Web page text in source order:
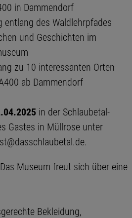
in Dammendorf
entlang des Waldlehrpfades
und Geschichten im
zu 10 interessanten Orten
ab Dammendorf
in der Schlaubetal-
Gastes in Müllrose unter
Museum freut sich über eine
Bekleidung,